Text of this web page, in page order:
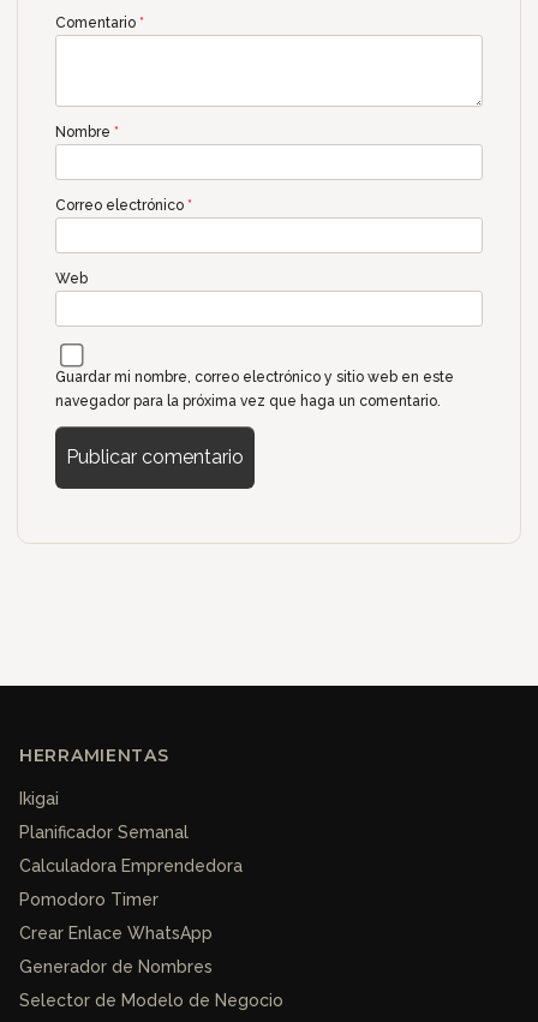
Comentario *
Nombre *
Correo electrónico *
Web
Guardar mi nombre, correo electrónico y sitio web en este
navegador para la próxima vez que haga un comentario.
HERRAMIENTAS
Ikigai
Planificador Semanal
Calculadora Emprendedora
Pomodoro Timer
Crear Enlace WhatsApp
Generador de Nombres
Selector de Modelo de Negocio